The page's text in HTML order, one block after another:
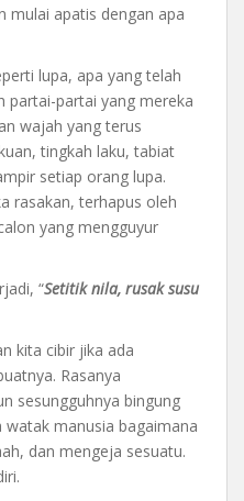
mulai apatis dengan apa
lupa, apa yang telah
partai-partai yang mereka
wajah yang terus
tingkah laku, tabiat
setiap orang lupa.
rasakan, terhapus oleh
yang mengguyur
“Setitik nila, rusak susu
kita cibir jika ada
Rasanya
sesungguhnya bingung
manusia bagaimana
dan mengeja sesuatu.